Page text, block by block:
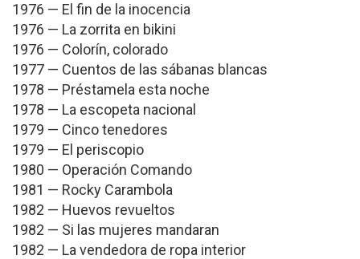
1976 — El fin de la inocencia
1976 — La zorrita en bikini
1976 — Colorín, colorado
1977 — Cuentos de las sábanas blancas
1978 — Préstamela esta noche
1978 — La escopeta nacional
1979 — Cinco tenedores
1979 — El periscopio
1980 — Operación Comando
1981 — Rocky Carambola
1982 — Huevos revueltos
1982 — Si las mujeres mandaran
1982 — La vendedora de ropa interior